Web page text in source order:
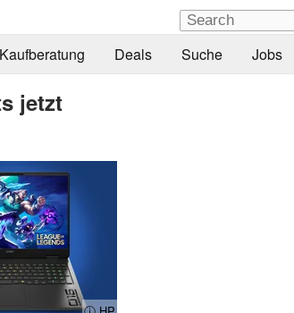
Kaufberatung Deals Suche Jobs
jetzt